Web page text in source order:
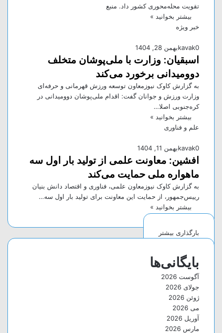
تقویت محله‌محوری کشور داد. منبع
بیشتر بخوانید »
خبر ویژه
kavakبهمن 28, 1404 0
اسبقیان: وزارت با ملی‌پوشان متخلف
دوومیدانی برخورد می‌کند
به گزارش کاوک نیوزمعاون توسعه ورزش قهرمانی و حرفه‌ای
وزارت ورزش و جوانان گفت: اقدام ملی‌پوشان دوومیدانی در
کره‌جنوبی اصلا…
بیشتر بخوانید »
علم و فناوری
kavakبهمن 11, 1404 0
افشین: معاونت علمی از تولید بار اول سه
ماهواره ملی حمایت می‌کند
به گزارش کاوک نیوزمعاون علمی، فناوری و اقتصاد دانش بنیان
رییس‌جمهور، از حمایت این معاونت برای تولید بار اول سه…
بیشتر بخوانید »
بارگذاری بیشتر
بایگانی‌ها
آگوست 2026
جولای 2026
ژوئن 2026
می 2026
آوریل 2026
مارس 2026